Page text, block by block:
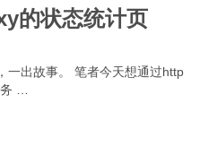
的状态统计页
一出故事。 笔者今天想通过http
…